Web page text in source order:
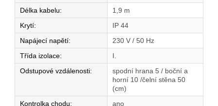
Délka kabelu:
1,9 m
Krytí:
IP 44
Napájecí napětí:
230 V / 50 Hz
Třída izolace:
I.
Odstupové vzdálenosti:
spodní hrana 5 / boční a
horní 10 /čelní stěna 50
(cm)
Kontrolka chodu: ano